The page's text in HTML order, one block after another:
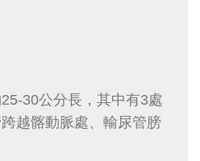
30公分長，其中有3處
越髂動脈處、輸尿管膀